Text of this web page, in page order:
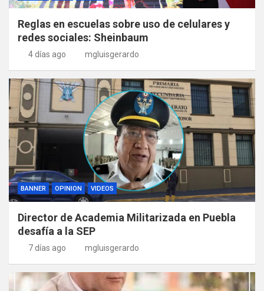
Reglas en escuelas sobre uso de celulares y
redes sociales: Sheinbaum
4 días ago mgluisgerardo
BANNER OPINION VIDEOS
Director de Academia Militarizada en Puebla
desafía a la SEP
7 días ago mgluisgerardo